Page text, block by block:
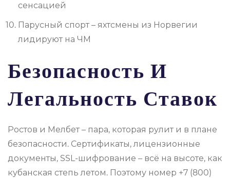
сенсацией
Парусный спорт – яхтсмены из Норвегии
лидируют на ЧМ
Безопасность И
Легальность Ставок
Ростов и Мелбет – пара, которая рулит и в плане
безопасности. Сертификаты, лицензионные
документы, SSL-шифрование – всё на высоте, как
кубанская степь летом. Поэтому номер +7 (800)